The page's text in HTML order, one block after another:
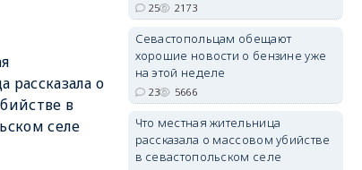
рассказала о
в
селе
25 2173
Севастопольцам обещают
хорошие новости о бензине уже
на этой неделе
23 5666
Что местная жительница
рассказала о массовом убийстве
в севастопольском селе